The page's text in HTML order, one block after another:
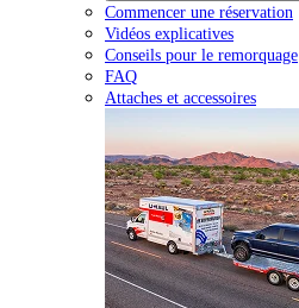
Commencer une réservation
Vidéos explicatives
Conseils pour le remorquage
FAQ
Attaches et accessoires